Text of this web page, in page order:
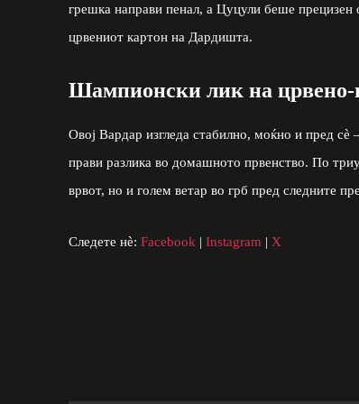
грешка направи пенал, а Цуцули беше прецизен
црвениот картон на Дардишта.
Шампионски лик на црвено-
Овој Вардар изгледа стабилно, моќно и пред сè
прави разлика во домашното првенство. По
врвот, но и голем ветар во грб пред следните
Следете нè: Facebook | Instagram | X